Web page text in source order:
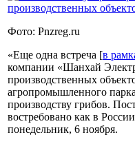
Фото: Pnzreg.ru
«Еще одна встреча [в
компании «Шанхай
производственных
агропромышленного
производству грибов.
востребовано как в
понедельник, 6 ноября.